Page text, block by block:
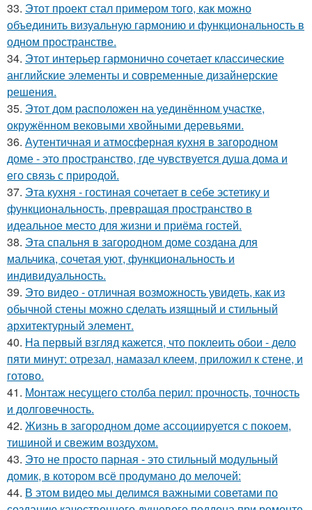
33. Этот проект стал примером того, как можно
объединить визуальную гармонию и функциональность в
одном пространстве.
34. Этот интерьер гармонично сочетает классические
английские элементы и современные дизайнерские
решения.
35. Этот дом расположен на уединённом участке,
окружённом вековыми хвойными деревьями.
36. Аутентичная и атмосферная кухня в загородном
доме - это пространство, где чувствуется душа дома и
его связь с природой.
37. Эта кухня - гостиная сочетает в себе эстетику и
функциональность, превращая пространство в
идеальное место для жизни и приёма гостей.
38. Эта спальня в загородном доме создана для
мальчика, сочетая уют, функциональность и
индивидуальность.
39. Это видео - отличная возможность увидеть, как из
обычной стены можно сделать изящный и стильный
архитектурный элемент.
40. На первый взгляд кажется, что поклеить обои - дело
пяти минут: отрезал, намазал клеем, приложил к стене, и
готово.
41. Монтаж несущего столба перил: прочность, точность
и долговечность.
42. Жизнь в загородном доме ассоциируется с покоем,
тишиной и свежим воздухом.
43. Это не просто парная - это стильный модульный
домик, в котором всё продумано до мелочей:
44. В этом видео мы делимся важными советами по